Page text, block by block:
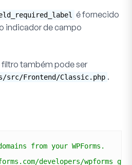
é fornecido
indicador de campo
filtro também pode ser
src/Frontend/Classic.php .
from your WPForms.
developers/